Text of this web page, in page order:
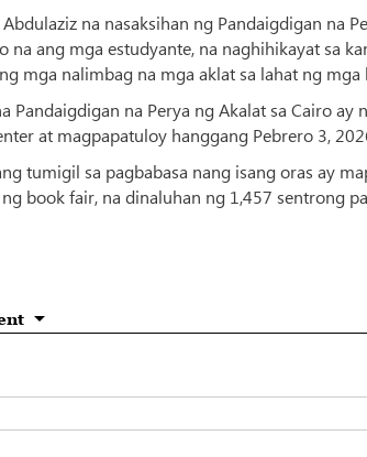
na nasaksihan ng Pandaigdigan na
na ang mga estudyante, na naghihikayat sa
mga nalimbag na mga aklat sa lahat ng
Pandaigdigan na Perya ng Akalat sa Cairo
at magpapatuloy hanggang Pebrero 3,
tumigil sa pagbabasa nang isang oras ay
book fair, na dinaluhan ng 1,457 sentrong